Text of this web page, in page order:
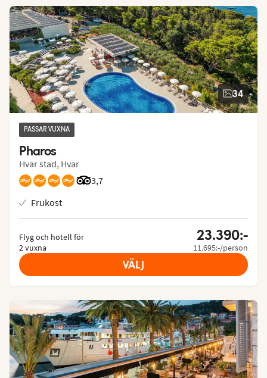
34
PASSAR VUXNA
Pharos
Hvar stad, Hvar
3,7
Betyg från Tripadvisor: 3.7 of 5
Frukost
Flyg och hotell för
2 vuxna
23.390:-
11.695:-/person
VÄLJ